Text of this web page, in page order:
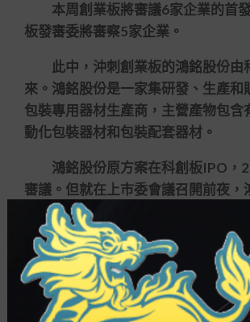
本周創業板將審議6家企業的首
板發審委將審察5家企業。
此中，沖刺創業板的鴻銘股份由
來。鴻銘股份是一家集研發、生產和
包裝專用器材生產商，主營產物包含
動化包裝器材和包裝配套器材。
鴻銘股份原方案在科創板IPO，
審議。但就在上市委會議召開前夜，
申請。不到半年，鴻銘股份重振旗鼓
創業板IPO本年5月12日上會承受審議
股權組織上，鴻銘智能實質管理人
鐵輝佳耦，合計管理公司8950的股權
公司裕同科技持股45。